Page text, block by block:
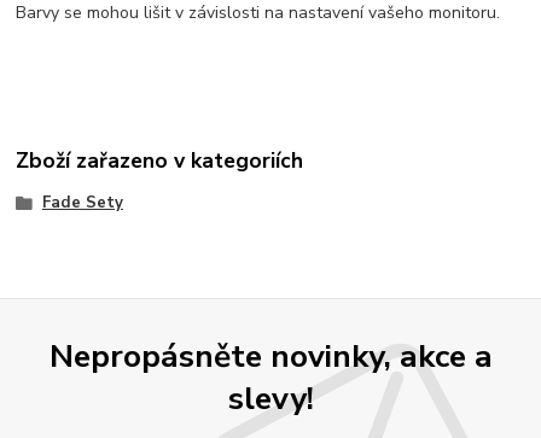
Barvy se mohou lišit v závislosti na nastavení vašeho monitoru.
Zboží zařazeno v kategoriích
Fade Sety
Nepropásněte novinky, akce a
slevy!